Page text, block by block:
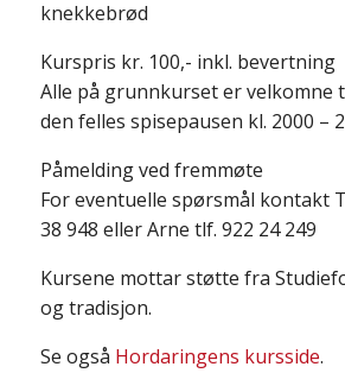
knekkebrød
Kurspris kr. 100,- inkl. bevertning
Alle på grunnkurset er velkomne
den felles spisepausen kl. 2000 –
Påmelding ved fremmøte
For eventuelle spørsmål kontakt
38 948 eller Arne tlf. 922 24 249
Kursene mottar støtte fra
og tradisjon.
Se også Hordaringens kursside.